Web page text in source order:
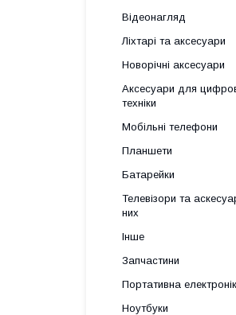
Відеонагляд
Ліхтарі та аксесуари
Новорічні аксесуари
Аксесуари для
техніки
Мобільні телефони
Планшети
Батарейки
Телевізори та
них
Інше
Запчастини
Портативна
Ноутбуки